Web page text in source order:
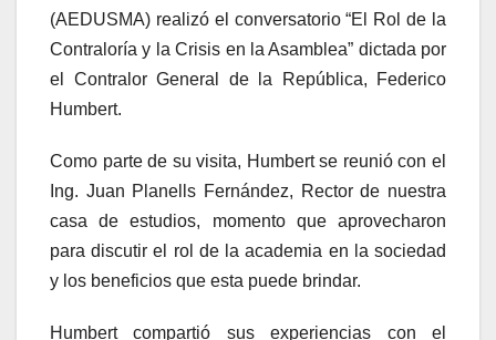
(AEDUSMA) realizó el conversatorio “El Rol de la
Contraloría y la Crisis en la Asamblea” dictada por
el Contralor General de la República, Federico
Humbert.
Como parte de su visita, Humbert se reunió con el
Ing. Juan Planells Fernández, Rector de nuestra
casa de estudios, momento que aprovecharon
para discutir el rol de la academia en la sociedad
y los beneficios que esta puede brindar.
Humbert compartió sus experiencias con el